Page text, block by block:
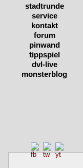
stadtrunde
service
kontakt
forum
pinwand
tippspiel
dvl-live
monsterblog